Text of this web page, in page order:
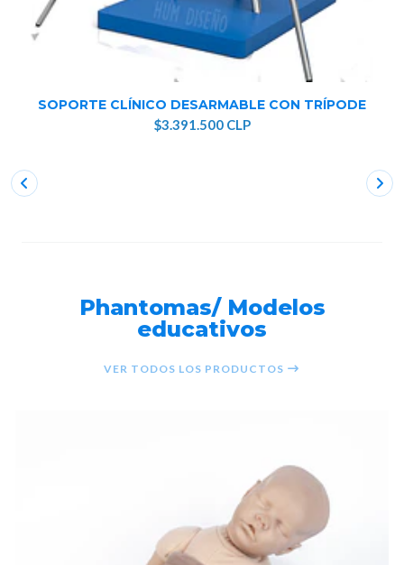
SOPORTE CLÍNICO DESARMABLE CON TRÍPODE
$3.391.500 CLP
Phantomas/ Modelos
educativos
VER TODOS LOS PRODUCTOS